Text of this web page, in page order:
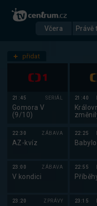
Včera Právě
Nastavení stanic
přidat
21:45 SERIÁL
Gomora V
(9/10)
22:30 ZÁBAVA
AZ-kvíz
23:00 ZÁBAVA
V kondici
23:20 ZPRÁVY
21:40
22:25
22:55
23:15